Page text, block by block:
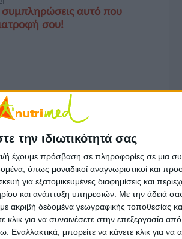
την ιδιωτικότητά σας
ή έχουμε πρόσβαση σε πληροφορίες σε μια
όπως μοναδικοί αναγνωριστικοί και
για εξατομικευμένες διαφημίσεις και
και ανάπτυξη υπηρεσιών. Με την άδειά
ακριβή δεδομένα γεωγραφικής τοποθεσίας
για να συναινέσετε στην επεξεργασία
μπορείτε να κάνετε κλικ για να
αυτό που
σου!
σπόρων στη